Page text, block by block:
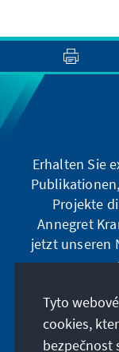
Erhalten Sie
Projekte
Annegret
jetzt unseren
Tyto
cookies,
bezpečnost